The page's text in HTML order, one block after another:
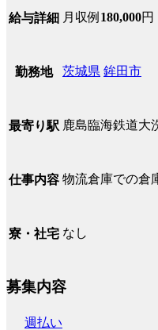
給与詳細 月収例 180,000円
勤務地 茨城県 鉾田市
最寄り駅 鹿島臨海鉄道大
仕事内容 物流倉庫での倉
寮・社宅 なし
募集内容
週払い